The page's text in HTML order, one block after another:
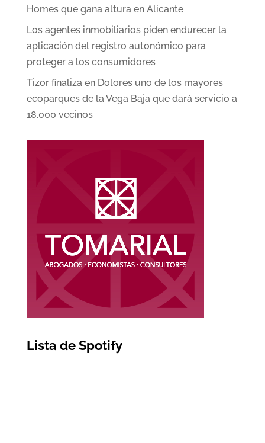
Homes que gana altura en Alicante
Los agentes inmobiliarios piden endurecer la
aplicación del registro autonómico para
proteger a los consumidores
Tizor finaliza en Dolores uno de los mayores
ecoparques de la Vega Baja que dará servicio a
18.000 vecinos
Lista de Spotify